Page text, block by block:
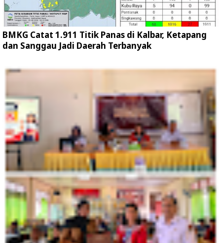
BMKG Catat 1.911 Titik Panas di Kalbar, Ketapang
dan Sanggau Jadi Daerah Terbanyak